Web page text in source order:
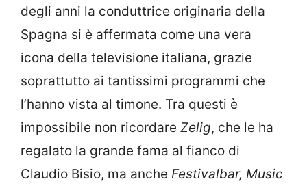
degli anni la conduttrice originaria della
Spagna si è affermata come una vera
icona della televisione italiana, grazie
soprattutto ai tantissimi programmi che
l’hanno vista al timone. Tra questi è
impossibile non ricordare Zelig, che le ha
regalato la grande fama al fianco di
Claudio Bisio, ma anche Festivalbar, Music